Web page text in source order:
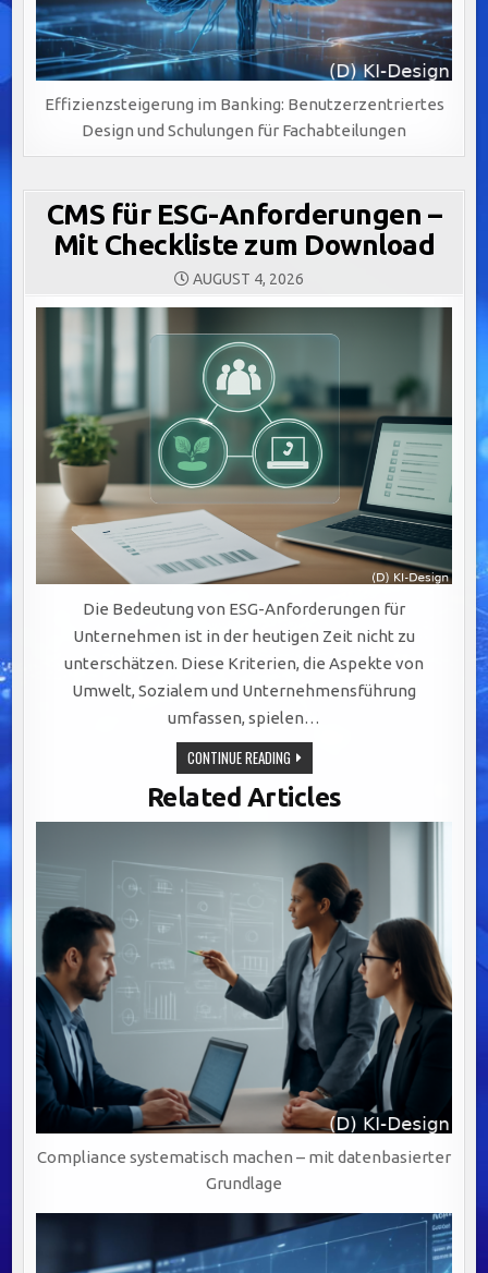
Effizienzsteigerung im Banking: Benutzerzentriertes
Design und Schulungen für Fachabteilungen
CMS für ESG-Anforderungen –
Mit Checkliste zum Download
AUGUST 4, 2026
Die Bedeutung von ESG-Anforderungen für
Unternehmen ist in der heutigen Zeit nicht zu
unterschätzen. Diese Kriterien, die Aspekte von
Umwelt, Sozialem und Unternehmensführung
umfassen, spielen…
CONTINUE READINGCMS
FÜR
ESG-
ANFORDERUNGEN
–
MIT
DOWNLOAD
Related Articles
Compliance systematisch machen – mit datenbasierter
Grundlage